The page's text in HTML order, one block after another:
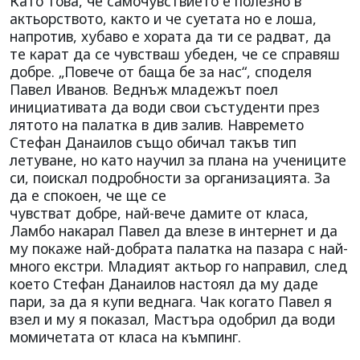
актьорството, както и че суетата но е лоша,
напротив, хубаво е хората да ти се радват, да
те карат да се чувстваш убеден, че се справяш
добре. „Повече от баща бе за нас“, споделя
Павел Иванов. Веднъж младежът поел
инициативата да води свои състуденти през
лятото на палатка в див залив. Навремето
Стефан Данаилов също обичал такъв тип
летуване, но като научил за плана на учениците
си, поискал подробности за организацията. За
да е спокоен, че ще се
чувстват добре, най-вече дамите от класа,
Ламбо накарал Павел да влезе в интернет и да
му покаже най-добрата палатка на пазара с най-
много екстри. Младият актьор го направил, след
което Стефан Данаилов настоял да му даде
пари, за да я купи веднага. Чак когато Павел я
взел и му я показал, Мастъра одобрил да води
момичетата от класа на къмпинг.